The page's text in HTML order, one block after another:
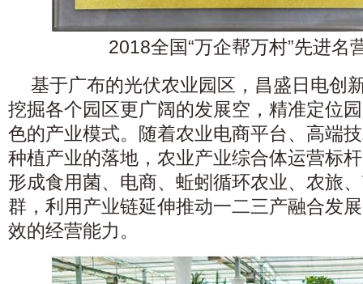
2018全国“万企帮万村”先进名
基于广布的光伏农业园区，昌盛日电创
挖掘各个园区更广阔的发展空，精准定位
色的产业模式。随着农业电商平台、高端
种植产业的落地，农业产业综合体运营标
形成食用菌、电商、蚯蚓循环农业、农旅
群，利用产业链延伸推动一二三产融合发
效的经营能力。